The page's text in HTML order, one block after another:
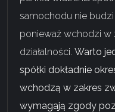
samochodu nie
ponieważ wchodzi w
działalności. Warto
spółki dokładnie
wchodzą w zakres
wymagają zgody